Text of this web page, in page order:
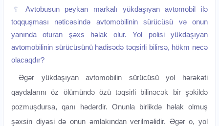
Avtobusun peykan markalı yükdaşıyan avtomobil ilə
toqquşması nəticəsində avtomobilinin sürücüsü və onun
yanında oturan şəxs həlak olur. Yol polisi yükdaşıyan
avtomobilinin sürücüsünü hadisədə təqsirli bilirsə, hökm necə
olacaqdır?
Əgər yükdaşıyan avtomobilin sürücüsü yol hərəkəti
qaydalarını öz ölümündə özü təqsirli bilinəcək bir şəkildə
pozmuşdursa, qanı hədərdir. Onunla birlikdə həlak olmuş
şəxsin diyəsi də onun əmlakından verilməlidir. Əgər o, yol